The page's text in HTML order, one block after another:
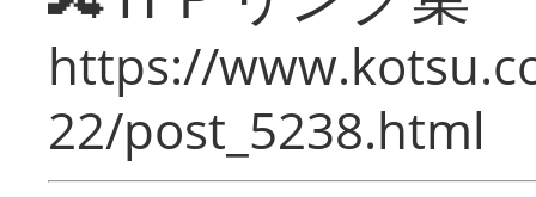
https://
22/post_5238.html